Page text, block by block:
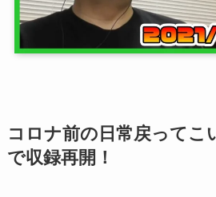
コロナ前の日常戻ってこ
で収録再開！